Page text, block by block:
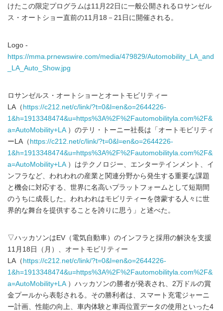
けたこの限定プログラムは11月22日に一般公開されるロサンゼル
ス・オートショー直前の11月18－21日に開催される。
Logo -
https://mma.prnewswire.com/media/479829/Automobility_LA_and
_LA_Auto_Show.jpg
ロサンゼルス・オートショーとオートモビリティー
LA（ https://c212.net/c/link/?t=0&l=en&o=2644226-
1&h=1913348474&u=https%3A%2F%2Fautomobilityla.com%2F&
a=AutoMobility+LA）のテリ・トーニー社長は「オートモビリティ
ーLA（ https://c212.net/c/link/?t=0&l=en&o=2644226-
1&h=1913348474&u=https%3A%2F%2Fautomobilityla.com%2F&
a=AutoMobility+LA）はテクノロジー、エンターテインメント、イ
ンフラなど、われわれの産業と関連分野から発生する重要な課題
と機会に対応する、世界に名高いプラットフォームとして短期間
のうちに成長した。われわれはモビリティーを啓蒙する人々に世
界的な舞台を提供することを誇りに思う」と述べた。
▽ハッカソンはEV（電気自動車）のインフラと採用の解決を支援
11月18日（月）、オートモビリティー
LA（ https://c212.net/c/link/?t=0&l=en&o=2644226-
1&h=1913348474&u=https%3A%2F%2Fautomobilityla.com%2F&
a=AutoMobility+LA）ハッカソンの勝者が発表され、2万ドルの賞
金プールから表彰される。その勝利者は、スマート充電ジャーニ
ー計画、性能の向上、車内体験と車両位置データの使用といった4